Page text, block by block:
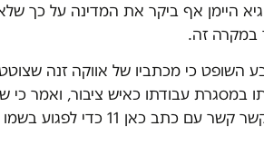
היימן אף ביקר את המדינה על כך
במקרה זה.
בתיק מיוני 2019 קבע השופט כי מכתביו של אווקה
במסגרת עבודתו כאיש ציבור, ואמר
בבירור הטענה כי אווקה זנה קשר קשר